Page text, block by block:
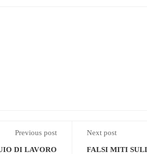
Previous post
DI LAVORO
Next post
FALSI MITI